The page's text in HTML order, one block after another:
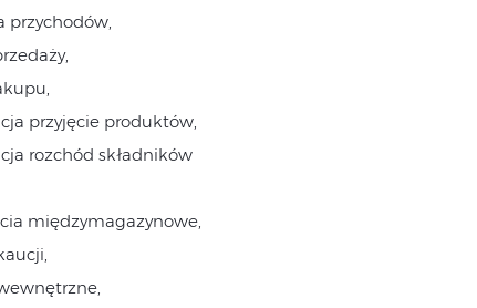
przychodów,
przyjęcie produktów,
rozchód składników
międzymagazynowe,